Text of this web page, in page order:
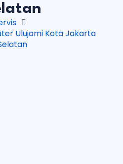
Ulujami Kota Jakarta